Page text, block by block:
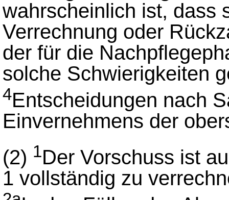
wahrscheinlich ist, dass
Verrechnung oder
der für die
solche Schwierigkeiten
4Entscheidungen nach
Einvernehmens der
(2) 1Der Vorschuss ist
1 vollständig zu